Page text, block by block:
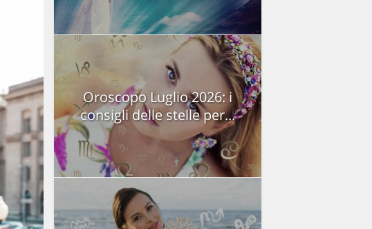
Oroscopo Luglio 2026: i
consigli delle stelle per...